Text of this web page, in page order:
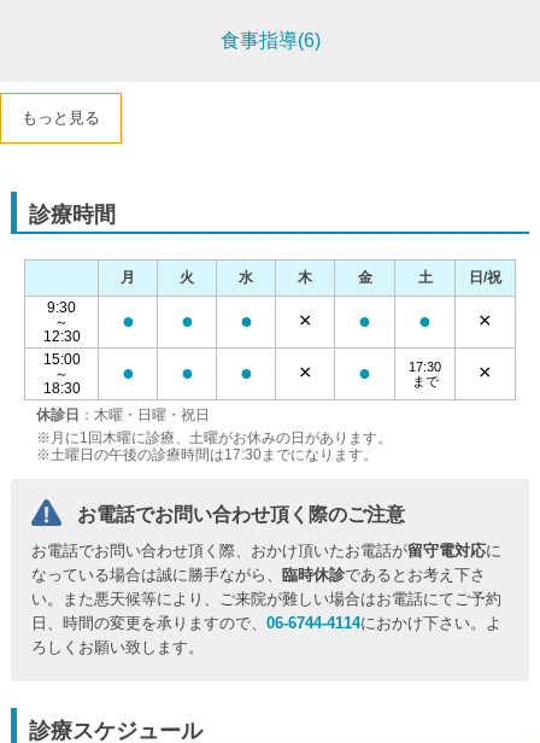
食事指導(6)
もっと見る
診療時間
休診日 ：木曜・日曜・祝日
※月に1回木曜に診療、土曜がお休みの日があります。
※土曜日の午後の診療時間は17:30までになります。
月 火 水 木 金 土
日/祝
9:30
～
12:30
● ● ● × ● ● ×
15:00
～
18:30
● ● ● × ●
17:30
まで
×
お電話でお問い合わせ頂く際のご注意
お電話でお問い合わせ頂く際、おかけ頂いたお電話が留守電対応に
なっている場合は誠に勝手ながら、
臨時休診であるとお考え下さ
い。また悪天候等により、ご来院が難しい場合はお電話にてご予約
日、時間の変更を承りますので、06-6744-4114におかけ下さい。よ
ろしくお願い致します。
診療スケジュール